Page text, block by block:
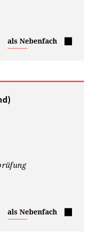
Mathematik
als Nebenfach
Musikerziehung
als Nebenfach